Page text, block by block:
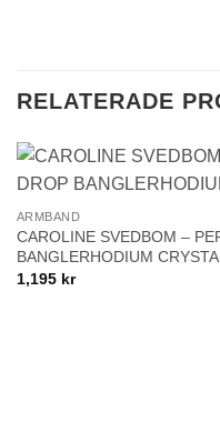
RELATERADE
+
ARMBAND
CAROLINE SVEDBOM –
BANGLERHODIUM
1,195 kr